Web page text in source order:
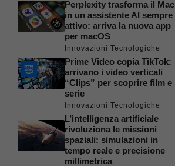
Perplexity trasforma il Mac
in un assistente AI sempre
attivo: arriva la nuova app
per macOS
Innovazioni Tecnologiche
Prime Video copia TikTok:
arrivano i video verticali
“Clips” per scoprire film e
serie
Innovazioni Tecnologiche
L’intelligenza artificiale
rivoluziona le missioni
spaziali: simulazioni in
tempo reale e precisione
millimetrica